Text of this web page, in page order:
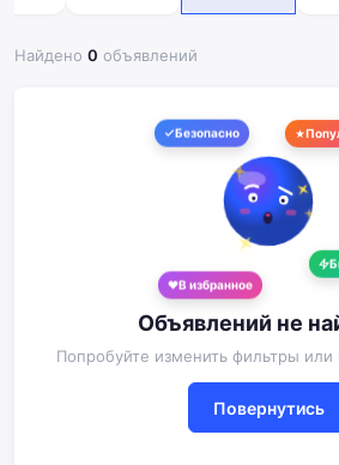
Найдено 0 объявлений
Безопасно
В избранное
Объявлений не
Попробуйте изменить фильтры или
Повернутись